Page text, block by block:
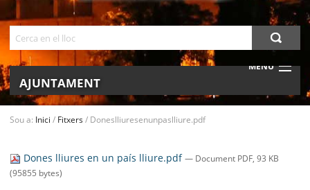
MENU
AJUNTAMENT
BELL-LLOC SOLUCIONA
Sou a: Inici / Fitxers/ Doneslliuresenunpaslliure.pdf
Dones lliures en un país lliure.pdf— Document PDF, 93 KB
(95855 bytes)